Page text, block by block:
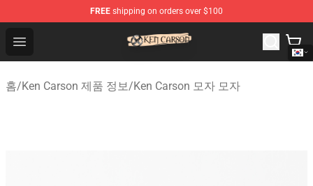
FREE shipping on orders over $100
Open menu
Ken Carson Shop - Official Ken Carson Merchandise
홈/Ken Carson 제품 정보/Ken Carson 모자 모자